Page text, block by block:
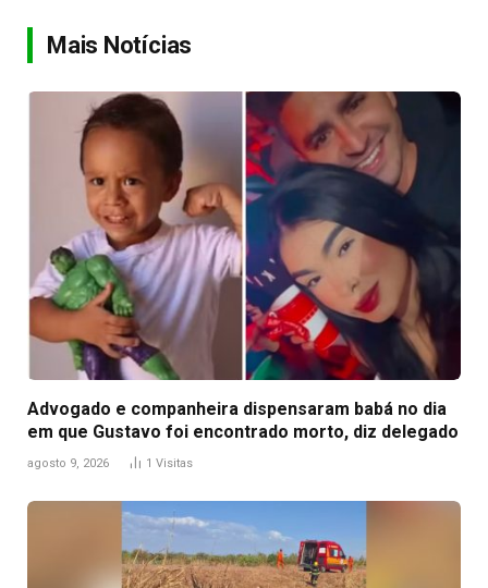
Mais Notícias
Advogado e companheira dispensaram babá no dia
em que Gustavo foi encontrado morto, diz delegado
agosto 9, 2026 1 Visitas